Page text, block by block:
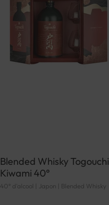
Blended Whisky Togouchi
Kiwami 40°
40° d'alcool | Japon | Blended Whisky